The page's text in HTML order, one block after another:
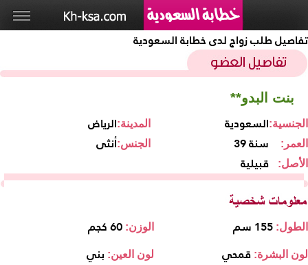
تفاصيل طلب زواج لدى خطابة السعودية
بنت البدو**
الرياضالمدينة: السعوديةالجنسية:
أنثىالجنس: 39 سنة العمر:
قبيلية الأصل:
الوزن: 60 كجم الطول: 155 سم
لون العين: بني لون البشرة: قمحي